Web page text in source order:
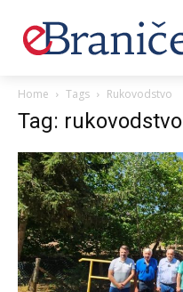
Home Tags Rukovodstvo
Tag: rukovodstvo